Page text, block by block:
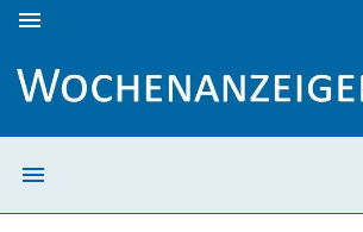
menu
menu